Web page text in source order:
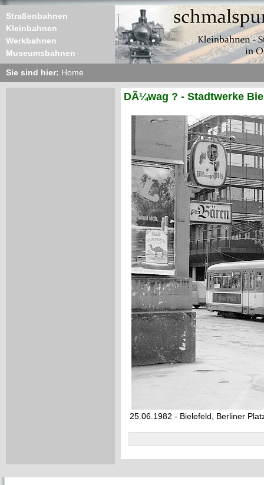
Straßenbahnen
Kleinbahnen
Werkbahnen
Museumsbahnen
Sie sind hier: Home
DÃ¼wag ? - Stadtwerke
25.06.1982 - Bielefeld, Berliner